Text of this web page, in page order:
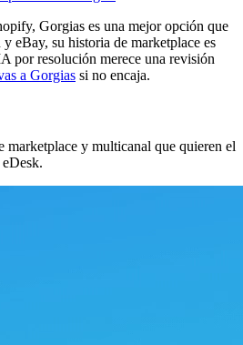
Gorgias es una mejor opción que
eBay, su historia de marketplace es
por resolución merece una revisión
a Gorgias si no encaja.
marketplace y multicanal que quieren el